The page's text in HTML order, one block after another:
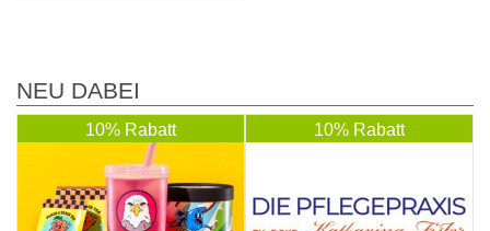
NEU DABEI
10% Rabatt 10% Rabatt